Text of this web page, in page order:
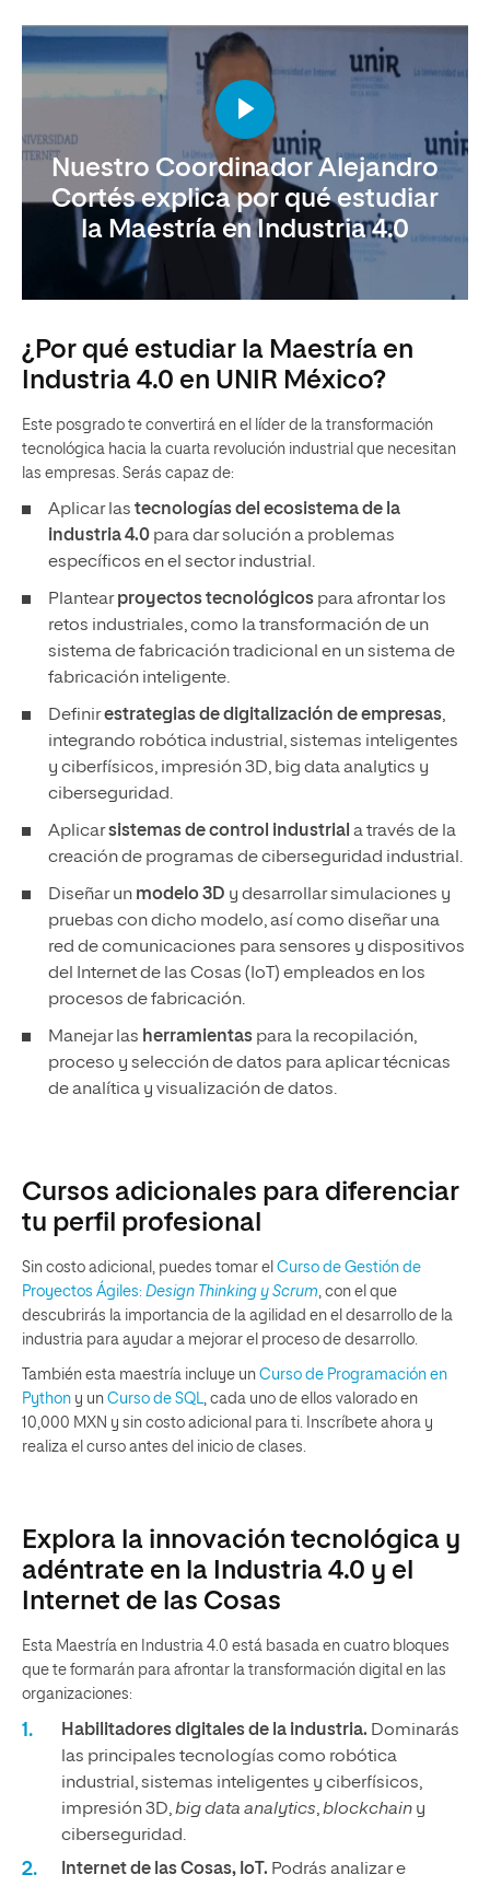
Nuestro Coordinador Alejandro
Cortés explica por qué estudiar
la Maestría en Industria 4.0
¿Por qué estudiar la Maestría en
Industria 4.0 en UNIR México?
Este posgrado te convertirá en el líder de la transformación
tecnológica hacia la cuarta revolución industrial que necesitan
las empresas. Serás capaz de:
Aplicar las tecnologías del ecosistema de la
industria 4.0 para dar solución a problemas
específicos en el sector industrial.
Plantearproyectos tecnológicos para afrontar los
retos industriales, como la transformación de un
sistema de fabricación tradicional en un sistema de
fabricación inteligente.
Definirestrategias de digitalización de empresas,
integrando robótica industrial, sistemas inteligentes
y ciberfísicos, impresión 3D, big data analytics y
ciberseguridad.
Aplicarsistemas de control industrial a través de la
creación de programas de ciberseguridad industrial.
Diseñar un modelo 3D y desarrollar simulaciones y
pruebas con dicho modelo, así como diseñar una
red de comunicaciones para sensores y dispositivos
del Internet de las Cosas (IoT) empleados en los
procesos de fabricación.
Manejar las herramientas para la recopilación,
proceso y selección de datos para aplicar técnicas
de analítica y visualización de datos.
Cursos adicionales para diferenciar
tu perfil profesional
Sin costo adicional, puedes tomar el Curso de Gestión de
Proyectos Ágiles: Design Thinking y Scrum, con el que
descubrirás la importancia de la agilidad en el desarrollo de la
industria para ayudar a mejorar el proceso de desarrollo.
También esta maestría incluye un Curso de Programación en
Python y un Curso de SQL, cada uno de ellos valorado en
10,000 MXN y sin costo adicional para ti. Inscríbete ahora y
realiza el curso antes del inicio de clases.
Explora la innovación tecnológica y
adéntrate en la Industria 4.0 y el
Internet de las Cosas
Esta Maestría en Industria 4.0 está basada en cuatro bloques
que te formarán para afrontar la transformación digital en las
organizaciones:
Habilitadores digitales de la industria. Dominarás
las principales tecnologías como robótica
industrial, sistemas inteligentes y ciberfísicos,
impresión 3D,big data analytics,blockchain y
ciberseguridad.
Internet de las Cosas, IoT. Podrás analizar e